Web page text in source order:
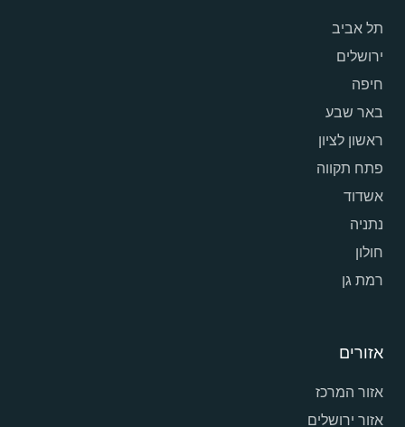
תל אביב
ירושלים
חיפה
באר שבע
ראשון לציון
פתח תקווה
אשדוד
נתניה
חולון
רמת גן
אזורים
אזור המרכז
אזור ירושלים